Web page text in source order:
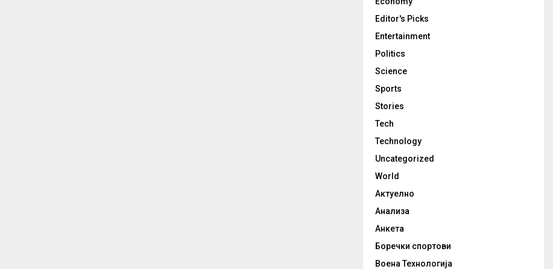
Editor's Picks
Entertainment
Politics
Science
Sports
Stories
Tech
Technology
Uncategorized
World
Актуелно
Анализа
Анкета
Боречки спортови
Воена Технологија